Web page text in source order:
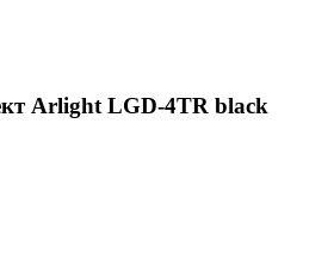
Arlight LGD-4TR black